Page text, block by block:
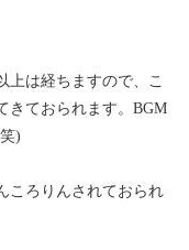
上は経ちますので、こ
きておられます。BGM
)
ころりんされておられ